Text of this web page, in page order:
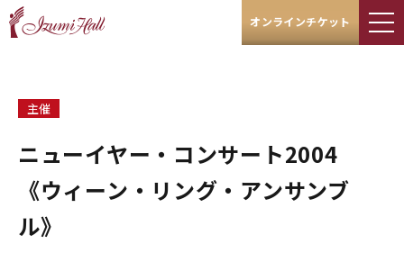
オンラインチケット
主催
ニューイヤー・コンサート2004
《ウィーン・リング・アンサンブ
ル》